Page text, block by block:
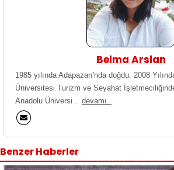
Belma Arslan
1985 yılında Adapazarı'nda doğdu. 2008
Üniversitesi Turizm ve Seyahat
Anadolu Üniversi .. devamı..
Benzer Haberler